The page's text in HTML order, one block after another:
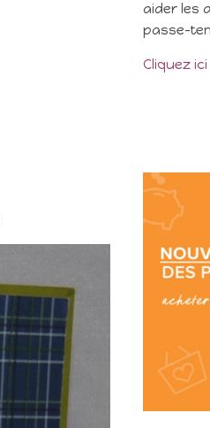
aider les
passe-
Cliquez ici